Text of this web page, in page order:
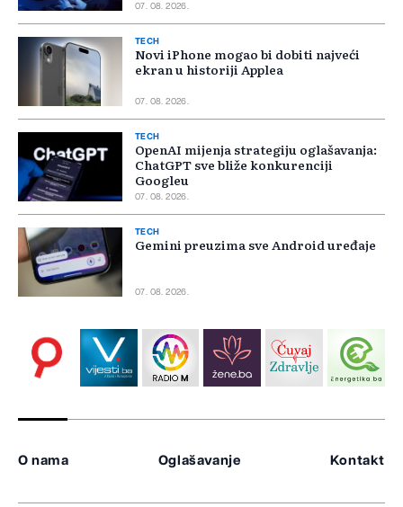
07. 08. 2026.
TECH
Novi iPhone mogao bi dobiti najveći
ekran u historiji Applea
07. 08. 2026.
TECH
OpenAI mijenja strategiju oglašavanja:
ChatGPT sve bliže konkurenciji
Googleu
07. 08. 2026.
TECH
Gemini preuzima sve Android uređaje
07. 08. 2026.
O nama Oglašavanje Kontakt